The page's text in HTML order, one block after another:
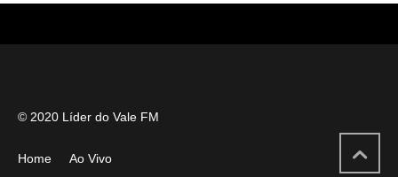
© 2020 Líder do Vale FM
Home Ao Vivo